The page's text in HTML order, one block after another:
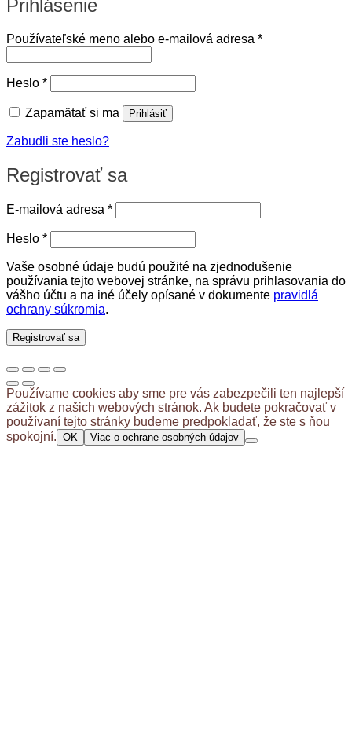
Prihlásenie
Používateľské meno alebo e-mailová adresa *Povinné
Heslo *Povinné
Zapamätať si ma Prihlásiť
Zabudli ste heslo?
Registrovať sa
E-mailová adresa *Povinné
Heslo *Povinné
Vaše osobné údaje budú použité na zjednodušenie
používania tejto webovej stránke, na správu prihlasovania do
vášho účtu a na iné účely opísané v dokumente pravidlá
ochrany súkromia.
Registrovať sa
Používame cookies aby sme pre vás zabezpečili ten najlepší
zážitok z našich webových stránok. Ak budete pokračovať v
používaní tejto stránky budeme predpokladať, že ste s ňou
spokojní. OK Viac o ochrane osobných údajov